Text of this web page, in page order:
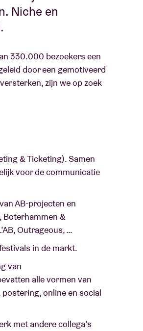
Niche en
330.000 bezoekers een
door een gemotiveerd
zijn we op zoek
& Ticketing). Samen
voor de communicatie
AB-projecten en
Boterhammen &
Outrageous, …
in de markt.
van
alle vormen van
online en social
met andere collega’s